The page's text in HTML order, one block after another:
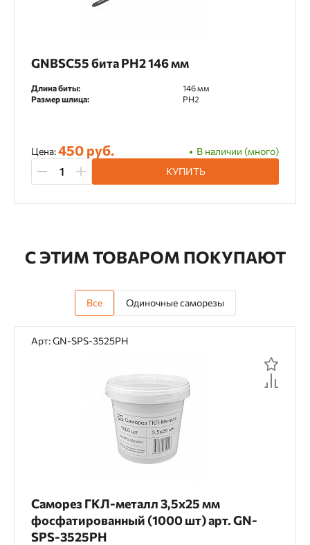
GNBSC55 бита PH2 146 мм
Длина биты:
146 мм
Размер шлица:
PH2
Цена:450 руб.
В наличии (много)
КУПИТЬ
С ЭТИМ ТОВАРОМ ПОКУПАЮТ
Все Одиночные саморезы
Арт: GN-SPS-3525PH
Саморез ГКЛ-металл 3,5х25 мм
фосфатированный (1000 шт) арт. GN-
SPS-3525PH